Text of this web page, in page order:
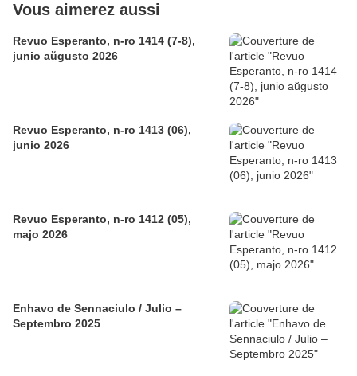
Vous aimerez aussi
Revuo Esperanto, n-ro 1414 (7-8),
junio aŭgusto 2026
Revuo Esperanto, n-ro 1413 (06),
junio 2026
Revuo Esperanto, n-ro 1412 (05),
majo 2026
Enhavo de Sennaciulo / Julio –
Septembro 2025